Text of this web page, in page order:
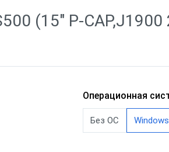
Для кафе
Кассовые
Для ресторана
Для ломбарда
(15" P-CAP,J1900
Операционная
Без ОС